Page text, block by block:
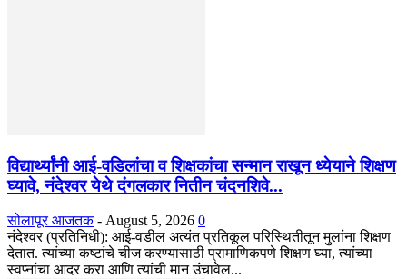
विद्यार्थ्यांनी आई-वडिलांचा व शिक्षकांचा सन्मान राखून ध्येयाने शिक्षण
घ्यावे, नंदेश्वर येथे दंगलकार नितीन चंदनशिवे...
सोलापूर आजतक - August 5, 2026 0
नंदेश्वर (प्रतिनिधी): आई-वडील अत्यंत प्रतिकूल परिस्थितीतून मुलांना शिक्षण
देतात. त्यांच्या कष्टांचे चीज करण्यासाठी प्रामाणिकपणे शिक्षण घ्या, त्यांच्या
स्वप्नांचा आदर करा आणि त्यांची मान उंचावेल...